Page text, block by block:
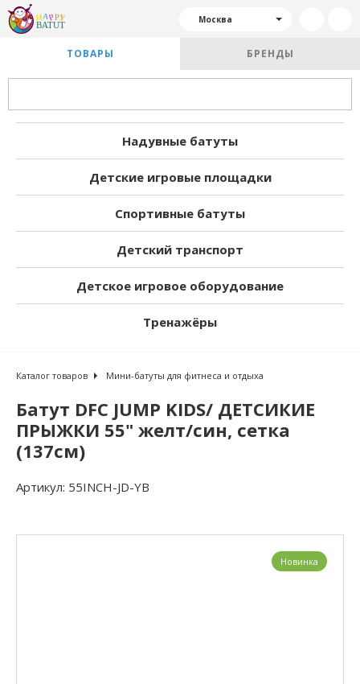
Москва
ТОВАРЫ БРЕНДЫ
Надувные батуты
Детские игровые площадки
Спортивные батуты
Детский транспорт
Детское игровое оборудование
Тренажёры
Каталог товаров Мини-батуты для фитнеса и отдыха
Батут DFC JUMP KIDS/ ДЕТСИКИЕ
ПРЫЖКИ 55" желт/син, сетка
(137см)
Артикул: 55INCH-JD-YB
Новинка